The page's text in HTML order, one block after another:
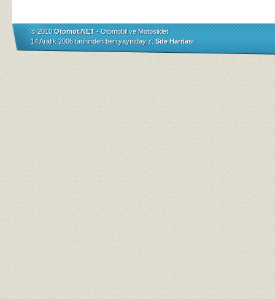
© 2010Otomot.NET- Otomobil ve Motosiklet
14 Aralık 2006 tarihinden beri yayındayız. Site Haritası